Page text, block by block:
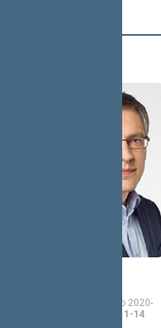
Seimo narys nuo 2020-
iki 2024-11-14